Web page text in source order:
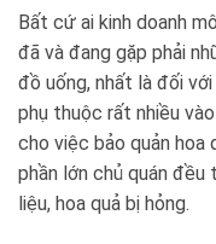
Bất cứ ai kinh doanh
đã và đang gặp phải
đồ uống, nhất là đối
phụ thuộc rất nhiều
cho việc bảo quản
phần lớn chủ quán đều
liệu, hoa quả bị hỏng.